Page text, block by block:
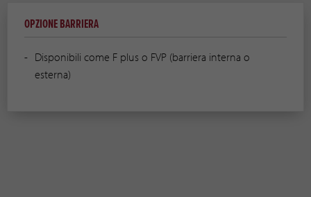
OPZIONE BARRIERA
Disponibili come F plus o FVP (barriera interna o
esterna)